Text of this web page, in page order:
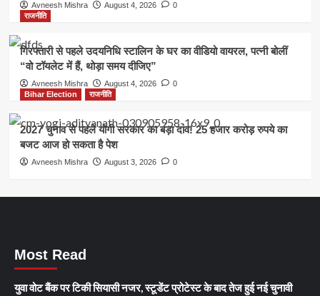
Avneesh Mishra August 4, 2026
0
राजनीति
गिरफ्तारी से पहले उदयनिधि स्टालिन के घर का वीडियो वायरल, पत्नी बोलीं
“वो टॉयलेट में हैं, थोड़ा समय दीजिए”
Avneesh Mishra August 4, 2026
0
Bihar Election
राजनीति
2027 चुनाव से पहले योगी सरकार का बड़ा दांव! 25 हजार करोड़ रुपये का
बजट आज हो सकता है पेश
Avneesh Mishra August 3, 2026 0
Most Read
युवा वोट बैंक पर टिकी सियासी नजर, स्टूडेंट प्रोटेस्ट के बाद तेज हुई नई चुनावी